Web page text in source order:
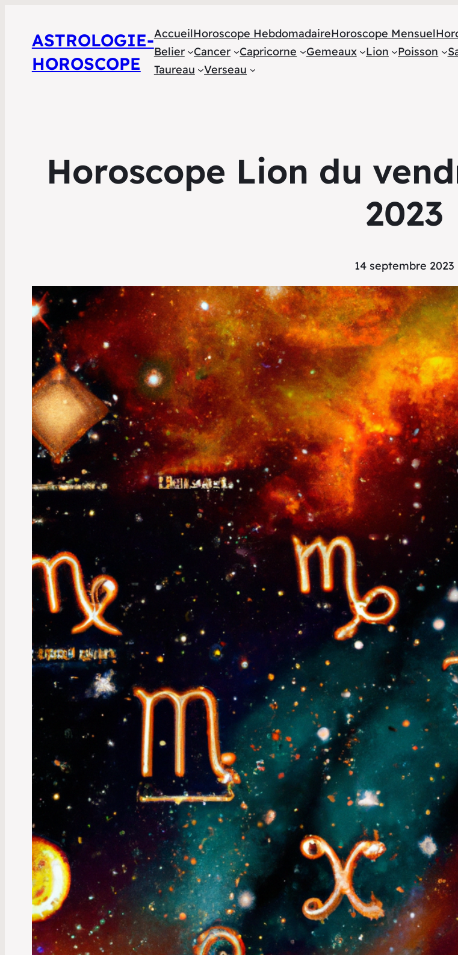
ASTROLOGIE-
HOROSCOPE
AccueilHoroscope HebdomadaireHoroscope Mensuel
Belier
Cancer Capricorne Gemeaux Lion Poisson
Taureau
Verseau
Horoscope Lion du
2023
14 septembre 2023